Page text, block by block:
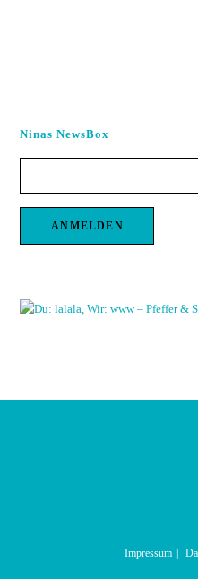
Ninas NewsBox
Impressum